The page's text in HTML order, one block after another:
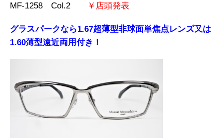
MF-1258 Col.2 ￥店頭発表
グラスパークなら1.67超薄型非球面単焦点レンズ又は
1.60薄型遠近両用付き！